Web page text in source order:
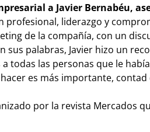
a Javier Bernabéu,
profesional, liderazgo y
de la compañía, con un
sus palabras, Javier hizo un
todas las personas que le
es más importante, contad
por la revista Mercados